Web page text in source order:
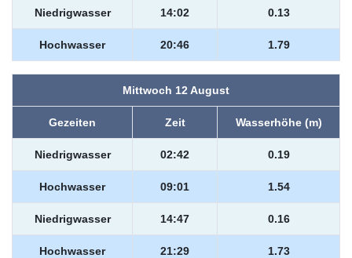
Niedrigwasser 14:02 0.13
Hochwasser 20:46 1.79
Mittwoch 12 August
Gezeiten Zeit Wasserhöhe (m)
Niedrigwasser 02:42 0.19
Hochwasser 09:01 1.54
Niedrigwasser 14:47 0.16
Hochwasser 21:29 1.73